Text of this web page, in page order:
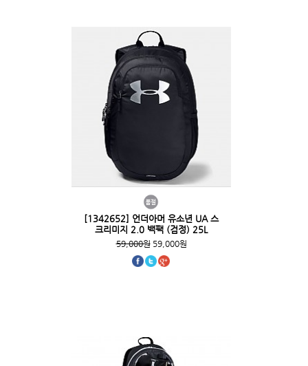
[1342652] 언더아머 유소년 UA 스
크리미지 2.0 백팩 (검정) 25L
59,000원59,000원